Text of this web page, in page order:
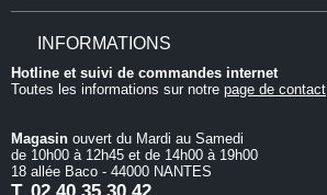
INFORMATIONS
Hotline et suivi de commandes internet
Toutes les informations sur notre page de contact
Magasin ouvert du Mardi au Samedi
de 10h00 à 12h45 et de 14h00 à 19h00
18 allée Baco - 44000 NANTES